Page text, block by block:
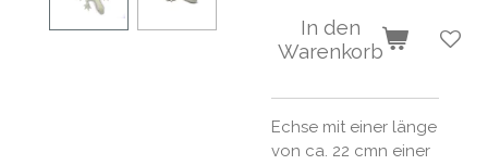
In den
Warenkorb
Echse mit einer länge
von ca. 22 cmn einer